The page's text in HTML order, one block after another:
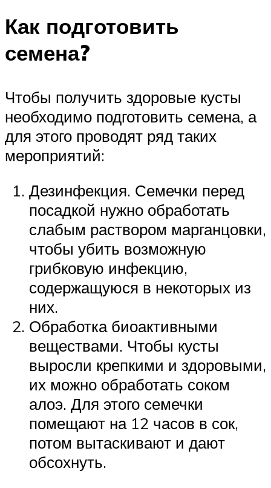
Как подготовить
семена?
Чтобы получить здоровые кусты
необходимо подготовить семена, а
для этого проводят ряд таких
мероприятий:
Дезинфекция. Семечки перед
посадкой нужно обработать
слабым раствором марганцовки,
чтобы убить возможную
грибковую инфекцию,
содержащуюся в некоторых из
них.
Обработка биоактивными
веществами. Чтобы кусты
выросли крепкими и здоровыми,
их можно обработать соком
алоэ. Для этого семечки
помещают на 12 часов в сок,
потом вытаскивают и дают
обсохнуть.